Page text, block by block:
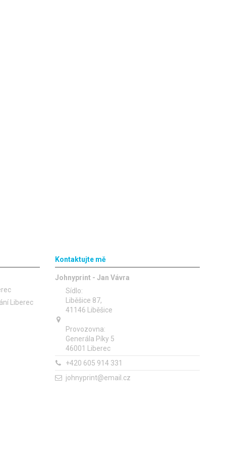
Liberec
Kontaktujte mě
Johnyprint - Jan Vávra
Sídlo:
Liběšice 87,
41146 Liběšice
Provozovna:
Generála Píky 5
46001 Liberec
+420 605 914 331
johnyprint@email.cz